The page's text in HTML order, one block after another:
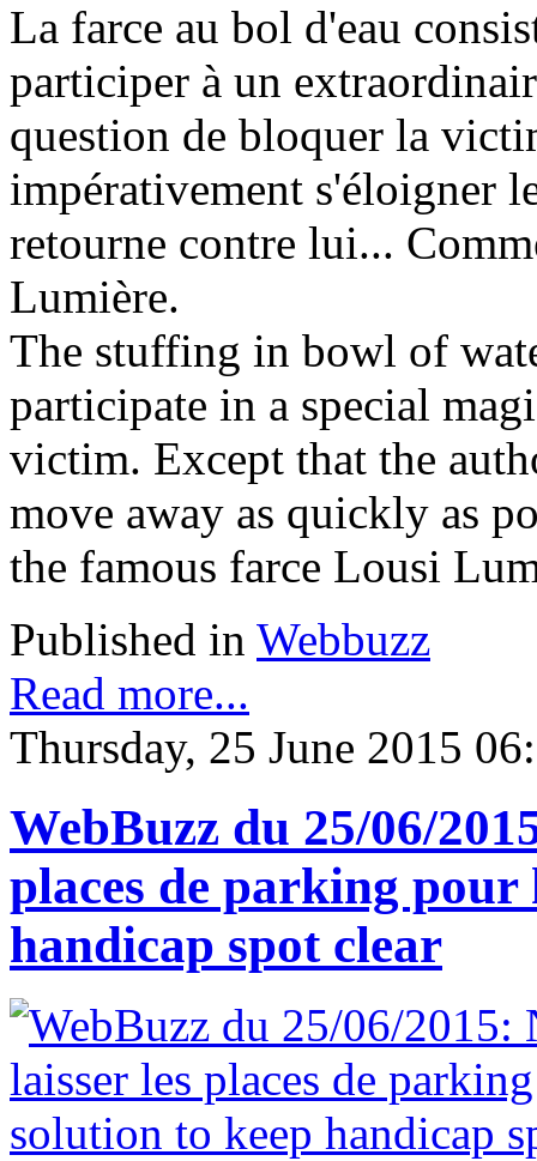
La farce au bol d'eau
participer à un
question de bloquer la
impérativement s'éloigner
retourne contre lui...
Lumière.
The stuffing in bowl of
participate in a special
victim. Except that the
move away as quickly as
the famous farce Lousi
Published in Webbuzz
Read more...
Thursday, 25 June 2015
WebBuzz du 25/06/
places de parking pour
handicap spot clear